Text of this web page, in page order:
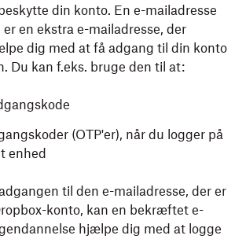
din konto. En e-mailadresse
en ekstra e-mailadresse, der
dig med at få adgang til din konto
Du kan f.eks. bruge den til at:
(OTP'er), når du logger på
enhed
til den e-mailadresse, der er
konto, kan en bekræftet e-
hjælpe dig med at logge